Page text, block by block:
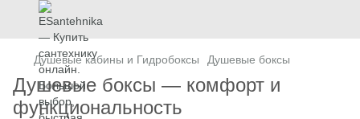
Душевые кабины и Гидробоксы Душевые боксы
Душевые боксы — комфорт и
функциональность